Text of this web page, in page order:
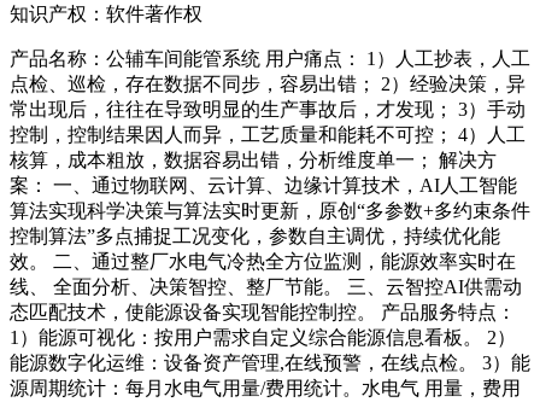
知识产权： 软件著作权
产品名称：公辅车间能管系统 用户痛点： 1）人工抄表，人工
点检、巡检，存在数据不同步，容易出错； 2）经验决策，异
常出现后，往往在导致明显的生产事故后，才发现； 3）手动
控制，控制结果因人而异，工艺质量和能耗不可控； 4）人工
核算，成本粗放，数据容易出错，分析维度单一； 解决方
案： 一、通过物联网、云计算、边缘计算技术，AI人工智能
算法实现科学决策与算法实时更新，原创“多参数+多约束条件
控制算法”多点捕捉工况变化，参数自主调优，持续优化能
效。 二、通过整厂水电气冷热全方位监测，能源效率实时在
线、 全面分析、决策智控、整厂节能。 三、云智控AI供需动
态匹配技术，使能源设备实现智能控制控。 产品服务特点：
1）能源可视化：按用户需求自定义综合能源信息看板。 2）
能源数字化运维：设备资产管理,在线预警，在线点检。 3）能
源周期统计：每月水电气用量/费用统计。水电气 用量，费用